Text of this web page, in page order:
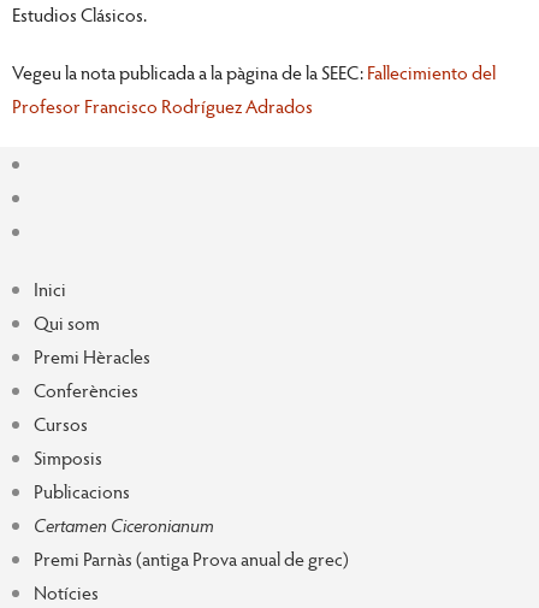
Estudios Clásicos.
Vegeu la nota publicada a la pàgina de la SEEC:Fallecimiento del
Profesor Francisco Rodríguez Adrados
Inici
Qui som
Premi Hèracles
Conferències
Cursos
Simposis
Publicacions
Certamen Ciceronianum
Premi Parnàs (antiga Prova anual de grec)
Notícies